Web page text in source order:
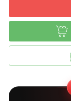
`